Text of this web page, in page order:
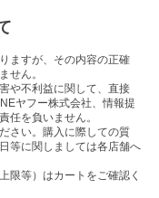
ますが、その内容の正確
せん。
や不利益に関して、直接
ヤフー株式会社、情報提
任を負いません。
さい。購入に際しての質
等に関しましては各店舗へ
限等）はカートをご確認く